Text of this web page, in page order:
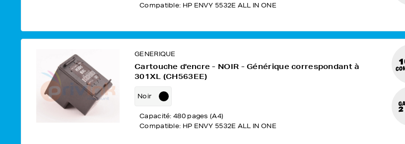
Compatible: HP ENVY 5532E ALL IN ONE
GENERIQUE
Cartouche d'encre - NOIR - Générique correspondant à
301XL (CH563EE)
Noir
Capacité: 480 pages (A4)
Compatible: HP ENVY 5532E ALL IN ONE